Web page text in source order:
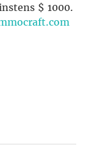
$ 1000.